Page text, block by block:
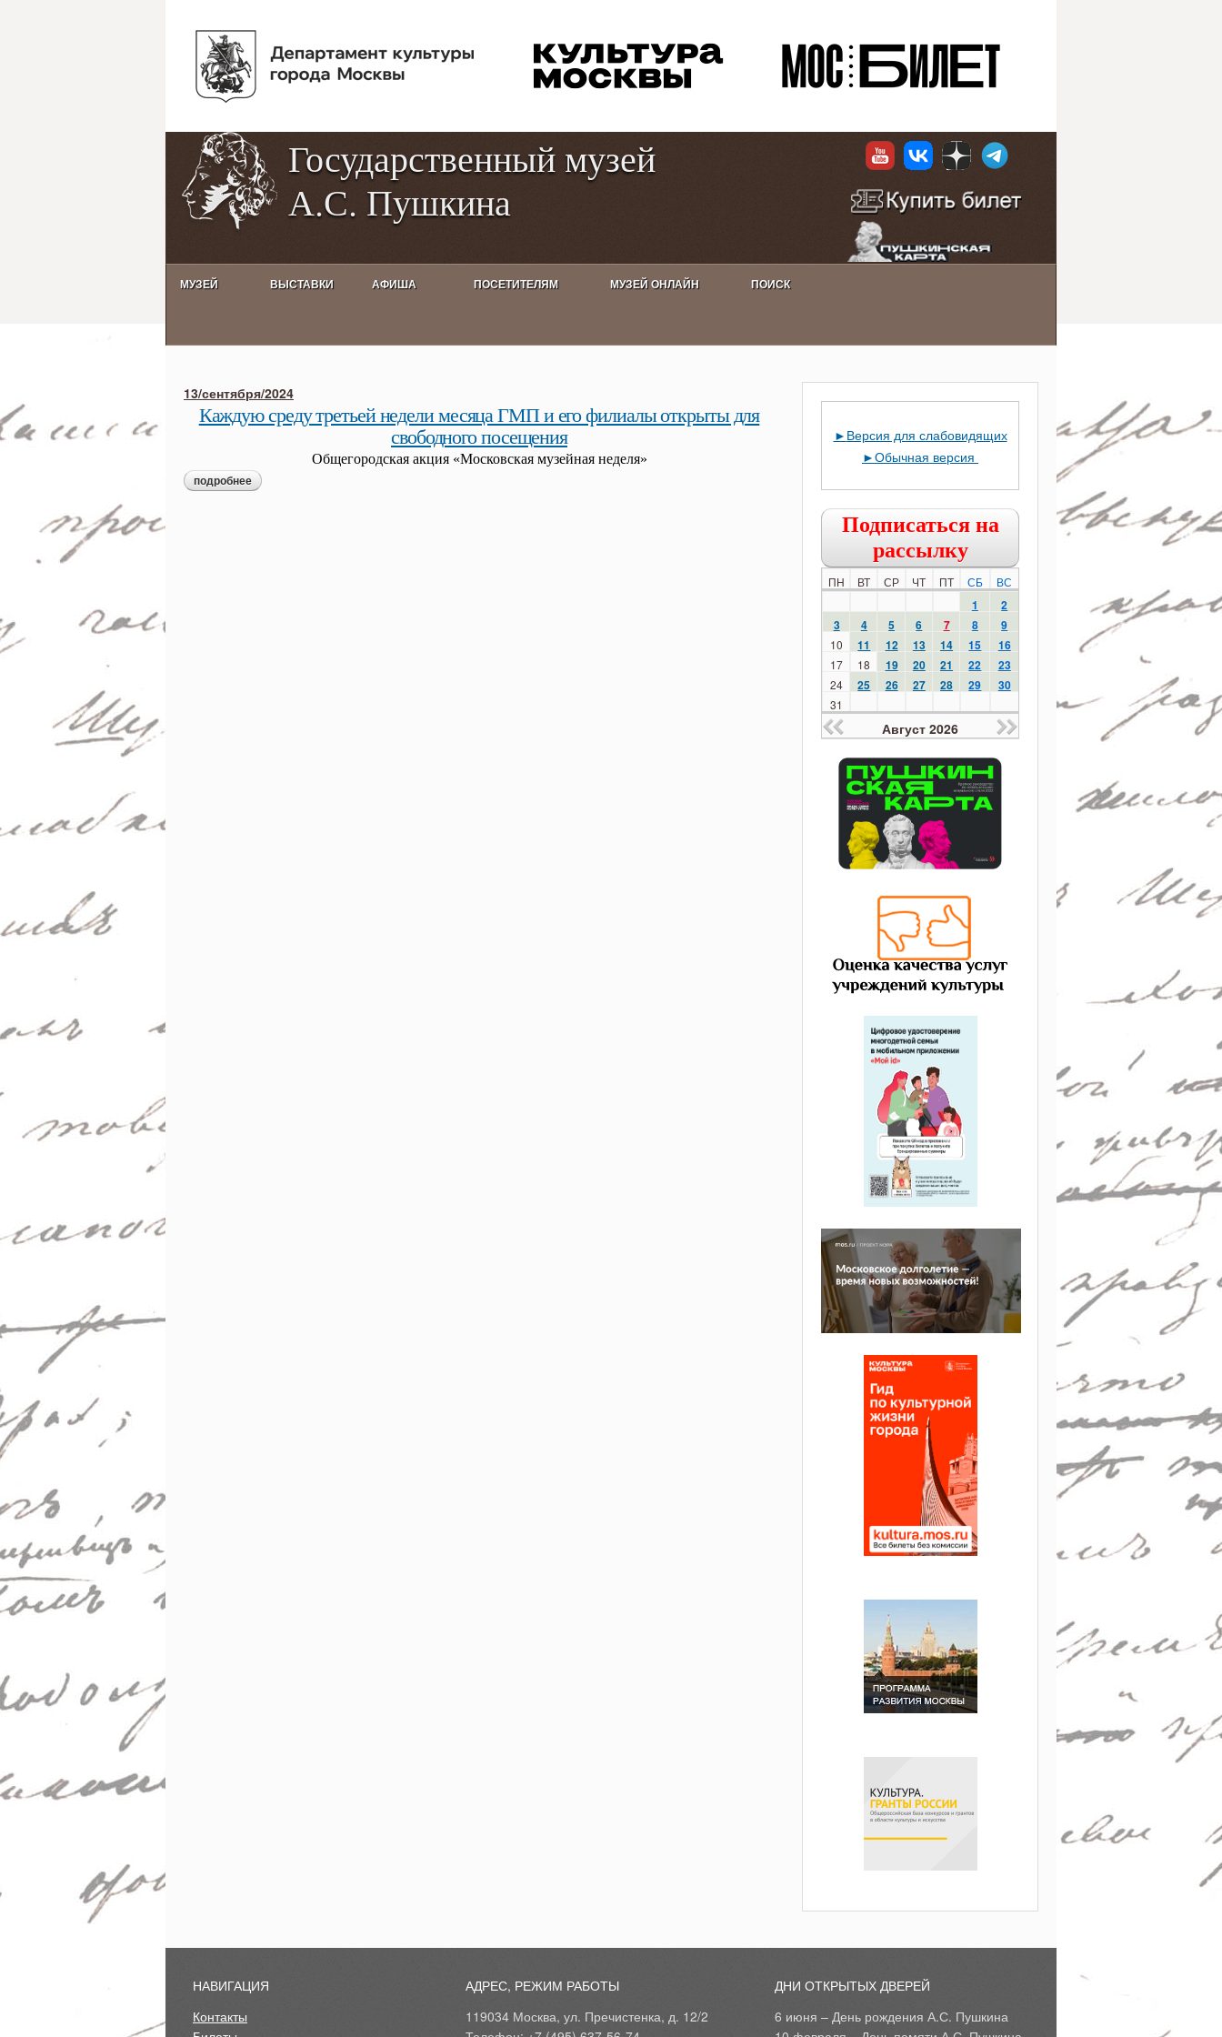
содержанию
contrast
Государственный музей
А.С. Пушкина
МУЗЕЙ ВЫСТАВКИ АФИША ПОСЕТИТЕЛЯМ МУЗЕЙ ОНЛАЙН ПОИСК
Activities calendar
13/сентября/2024
Каждую среду третьей недели месяца ГМП и его филиалы открыты для
свободного посещения
Общегородская акция «Московская музейная неделя»
подробнее о каждую среду третьей недели месяца гмп и его филиалы открыты для свободного
посещения
► Версия для слабовидящих
►Обычная версия
Подписаться на
рассылку
ПН ВТ СР ЧТ ПТ СБ ВС
1
2
3
4 5 6 7 8 9
10 11 12 13 14 15 16
17 18 19 20 21 22 23
24 25 26 27 28 29 30
31
Август 2026
НАВИГАЦИЯ
Контакты
АДРЕС, РЕЖИМ РАБОТЫ
119034 Москва, ул. Пречистенка, д. 12/2
ДНИ ОТКРЫТЫХ ДВЕРЕЙ
6 июня – День рождения А.С. Пушкина